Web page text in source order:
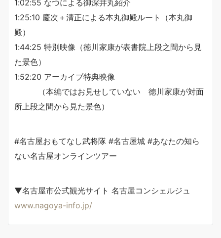
1:02:55 なつによる御深井丸紹介
1:25:10 慶次＋清正による本丸御殿ルート（本丸御
殿）
1:44:25 特別映像（徳川家康が表書院上段之間から見
た景色）
1:52:20 アーカイブ特典映像
（本編ではお見せしていない 徳川家康が対面
所上段之間から見た景色）
#名古屋おもてなし武将隊 #名古屋城 #あなたの知ら
ない名古屋オンラインツアー
▼名古屋市公式観光サイト 名古屋コンシェルジュ
www.nagoya-info.jp/